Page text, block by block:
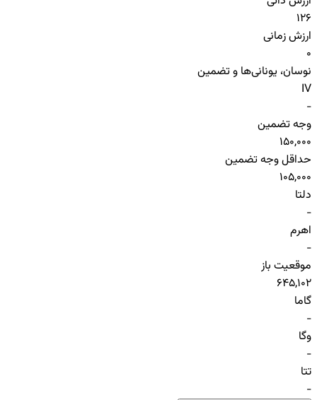
126
ارزش زمانی
0
نوسان، یونانی‌ها و تضمین
IV
-
وجه تضمین
150,000
حداقل وجه تضمین
105,000
دلتا
-
اهرم
-
موقعیت باز
645,102
گاما
-
وگا
-
تتا
-